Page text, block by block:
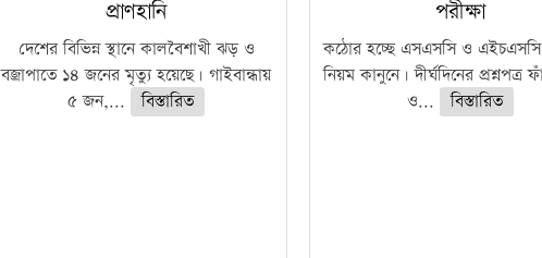
প্রাণহানি
দেশের বিভিন্ন স্থানে কালবৈশাখী ঝড় ও
বজ্রাপাতে ১৪ জনের মৃত্যু হয়েছে। গাইবান্ধায়
৫ জন,...
বিস্তারিত
পরীক্ষা
কঠোর হচ্ছে এসএসসি ও এইচএসসি
নিয়ম কানুনে। দীর্ঘদিনের
ও...
বিস্তারিত